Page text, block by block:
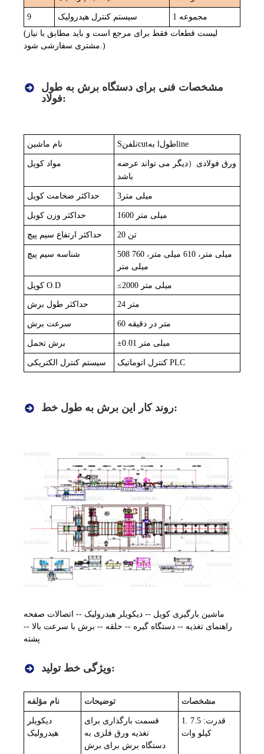
9 سیستم کنترل هیدرولیک
1 مجموعه
(لیست قطعات فقط برای مرجع است و باید مطابق با نیاز
مشتری سفارشی شود.)
مشخصات فنی برای دستگاه برش به طول
فولاد:
نام ماشین Sتلفنcut به l طولline
مواد کویل ورق فولادی （دیگر می تواند عرضه
باشد
حداکثر ضخامت کویل 3 میلی متر
حداکثر وزن کویل 1 600 میلی متر
حداکثر ارتفاع سیم پیچ 2 0 تن
شناسه سیم پیچ
508 میلی متر، 610 میلی متر، 760
میلی متر
کویل O.D ≤ 2000 میلی متر
حداکثر طول برش 24 متر
سرعت برش 60 متر در دقیقه
برش تحمل ± 0.01 میلی متر
سیستم کنترل الکتریکی کنترل اتوماتیک PLC
روند کار این برش به طول خط:
ماشین بارگیری کویل -- دیکویلر هیدرولیک -- اتصالات صفحه
راهنمای تغذیه -- دستگاه گیره -- حلقه -- برش با سرعت بالا --
پشته
ویژگی خط تولید:
نام مؤلفه توضیحات مشخصات
دیکویلر
هیدرولیک
قسمت بارگذاری برای
تغذیه ورق فلزی به
دستگاه برش برای برش
1. قدرت: 7.5
کیلو وات